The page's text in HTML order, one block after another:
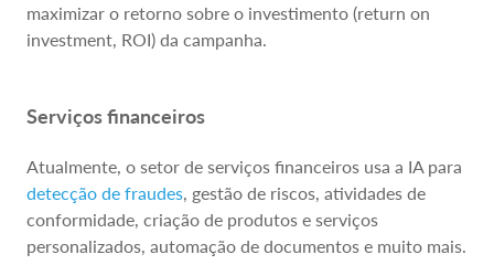
maximizar o retorno sobre o investimento (return on
investment, ROI) da campanha.
Serviços financeiros
Atualmente, o setor de serviços financeiros usa a IA para
detecção de fraudes , gestão de riscos, atividades de
conformidade, criação de produtos e serviços
personalizados, automação de documentos e muito mais.